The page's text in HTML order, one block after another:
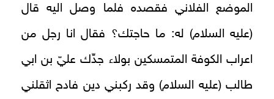
الموضع الفلاني فقصده فلما وصل اليه قال
(عليه السلام) له: ما حاجتك؟ فقال انا رجل من
اعراب الكوفة المتمسكين بولاء جدِّك عليّ بن ابي
طالب (عليه السلام) وقد ركبني دين فادح اثقلني